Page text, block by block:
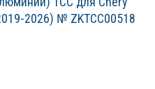
2026) № ZKTCC00518